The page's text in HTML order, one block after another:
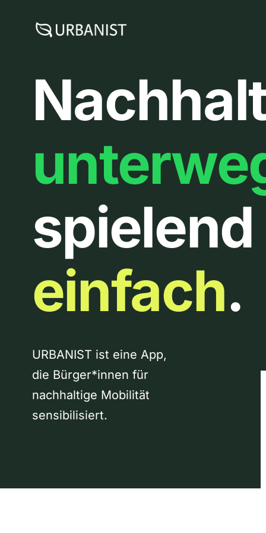
spielend
einfach.
URBANIST ist eine App,
die Bürger*innen für
nachhaltige Mobilität
sensibilisiert.